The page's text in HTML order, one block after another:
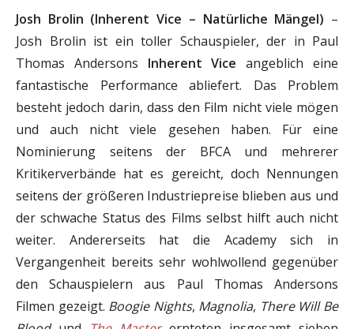
Josh Brolin (Inherent Vice – Natürliche Mängel) –
Josh Brolin ist ein toller Schauspieler, der in Paul
Thomas Andersons Inherent Vice angeblich eine
fantastische Performance abliefert. Das Problem
besteht jedoch darin, dass den Film nicht viele mögen
und auch nicht viele gesehen haben. Für eine
Nominierung seitens der BFCA und mehrerer
Kritikerverbände hat es gereicht, doch Nennungen
seitens der größeren Industriepreise blieben aus und
der schwache Status des Films selbst hilft auch nicht
weiter. Andererseits hat die Academy sich in
Vergangenheit bereits sehr wohlwollend gegenüber
den Schauspielern aus Paul Thomas Andersons
Filmen gezeigt. Boogie Nights, Magnolia, There Will Be